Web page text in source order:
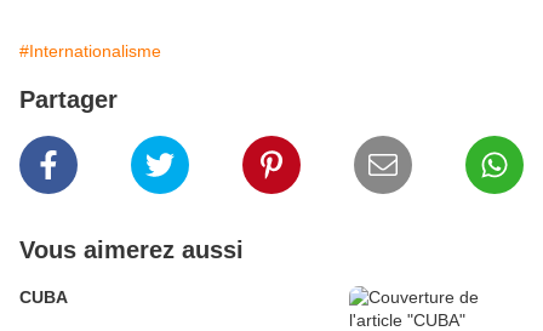
#Internationalisme
Partager
Vous aimerez aussi
CUBA